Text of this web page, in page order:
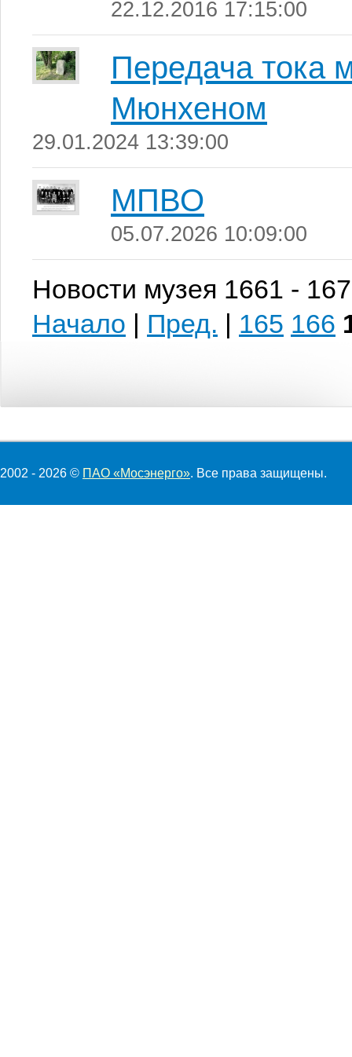
22.12.2016 17:15:00
Передача тока
Мюнхеном
29.01.2024 13:39:00
МПВО
05.07.2026 10:09:00
Новости музея 1661 -
Начало | Пред. | 165 166
2002 - 2026 © ПАО «Мосэнерго». Все права защищены.